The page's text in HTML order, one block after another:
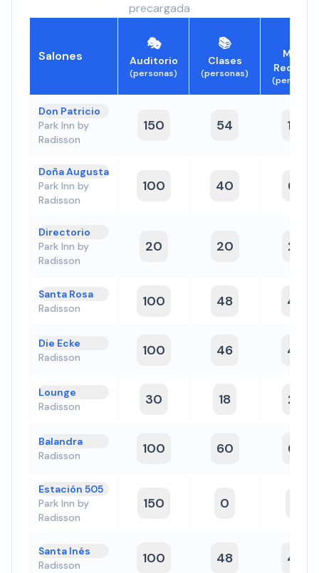
precargada
Salones
🎭
Auditorio
(personas)
📚
Clases
(personas)
Mesa
Redonda
(personas)
Don Patricio
Park Inn by
Radisson
150 54 110
Doña Augusta
Park Inn by
Radisson
100 40 60
Directorio
Park Inn by
Radisson
20 20 20
Santa Rosa
Radisson
100 48 40
Die Ecke
Radisson
100 46 40
Lounge
Radisson
30 18 20
Balandra
Radisson
100 60 60
Estación 505
Park Inn by
Radisson
150 0
Santa Inés
Radisson
100 48 40